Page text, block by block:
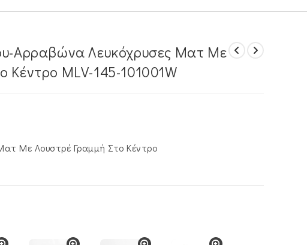
Αρραβώνα Λευκόχρυσες Ματ Με
Κέντρο MLV-145-101001W
Με Λουστρέ Γραμμή Στο Κέντρο